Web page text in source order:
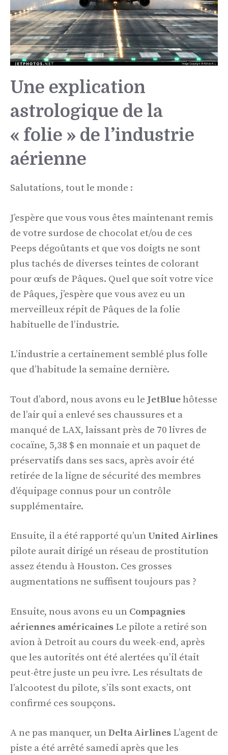
Une explication
astrologique de la
« folie » de l’industrie
aérienne
Salutations, tout le monde :
J’espère que vous vous êtes maintenant remis
de votre surdose de chocolat et/ou de ces
Peeps dégoûtants et que vos doigts ne sont
plus tachés de diverses teintes de colorant
pour œufs de Pâques. Quel que soit votre vice
de Pâques, j’espère que vous avez eu un
merveilleux répit de Pâques de la folie
habituelle de l’industrie.
L’industrie a certainement semblé plus folle
que d’habitude la semaine dernière.
Tout d’abord, nous avons eu le JetBluehôtesse
de l’air qui a enlevé ses chaussures et a
manqué de LAX, laissant près de 70 livres de
cocaïne, 5,38 $ en monnaie et un paquet de
préservatifs dans ses sacs, après avoir été
retirée de la ligne de sécurité des membres
d’équipage connus pour un contrôle
supplémentaire.
Ensuite, il a été rapporté qu’un United Airlines
pilote aurait dirigé un réseau de prostitution
assez étendu à Houston. Ces grosses
augmentations ne suffisent toujours pas ?
Ensuite, nous avons eu un Compagnies
aériennes américaines Le pilote a retiré son
avion à Detroit au cours du week-end, après
que les autorités ont été alertées qu’il était
peut-être juste un peu ivre. Les résultats de
l’alcootest du pilote, s’ils sont exacts, ont
confirmé ces soupçons.
A ne pas manquer, un Delta Airlines L’agent de
piste a été arrêté samedi après que les